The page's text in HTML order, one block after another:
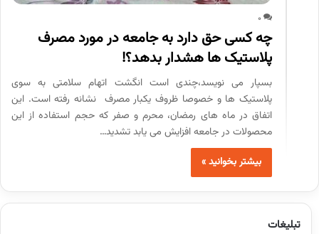
0
چه کسی حق دارد به جامعه در مورد مصرف
پلاستیک ها هشدار بدهد؟!
بسپار می نویسد،چندی است انگشت اتهام سلامتی به سوی
پلاستیک­ ها و خصوصا ظروف یکبار مصرف نشانه رفته است. این
اتفاق در ماه ­های رمضان، محرم و صفر که حجم استفاده از این
محصولات در جامعه افزایش می ­یابد تشدید…
بیشتر بخوانید »
تبلیغات